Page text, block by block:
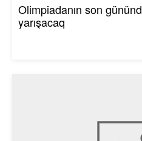
Olimpiadanın son
yarışacaq